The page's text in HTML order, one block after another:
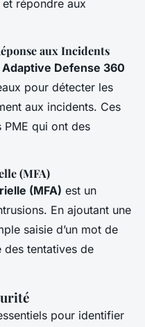
répondre aux
aux Incidents
Adaptive Defense 360
pour détecter les
aux incidents. Ces
PME qui ont des
(MFA)
(MFA) est un
En ajoutant une
saisie d’un mot de
des tentatives de
pour identifier